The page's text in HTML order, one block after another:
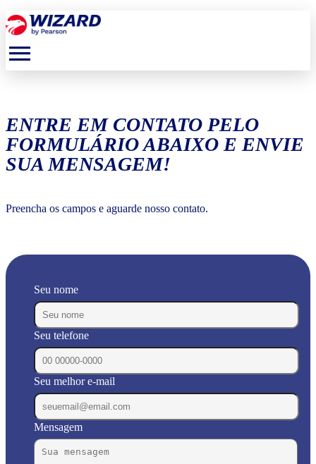
menu
ENTRE EM CONTATO PELO
FORMULÁRIO ABAIXO E ENVIE
SUA MENSAGEM!
Preencha os campos e aguarde nosso contato.
Seu nome
Seu telefone
Seu melhor e-mail
Mensagem